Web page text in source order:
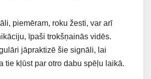
piemēram, roku žesti, var arī
īpaši trokšņainās vidēs.
jāpraktizē šie signāli, lai
tie kļūst par otro dabu spēļu laikā.